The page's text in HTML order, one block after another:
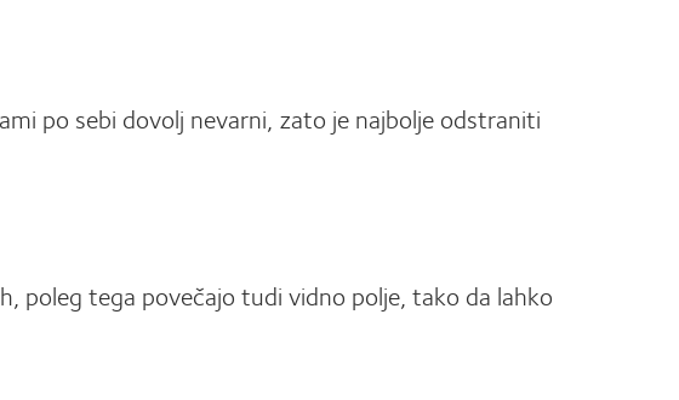
po sebi dovolj nevarni, zato je najbolje odstraniti
poleg tega povečajo tudi vidno polje, tako da lahko